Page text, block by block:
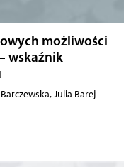
możliwości
wskaźnik
Julia Barej